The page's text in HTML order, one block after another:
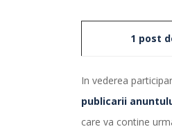
1 post
In vederea
publicarii
care va contine